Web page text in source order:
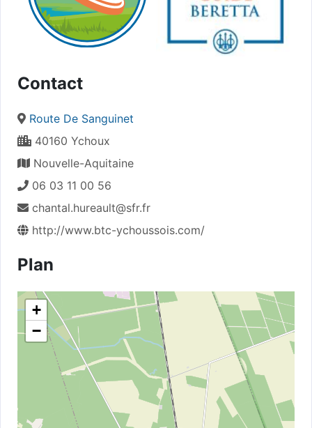
Contact
Route De Sanguinet
40160 Ychoux
Nouvelle-Aquitaine
06 03 11 00 56
chantal.hureault@sfr.fr
http://www.btc-ychoussois.com/
Plan
+
−